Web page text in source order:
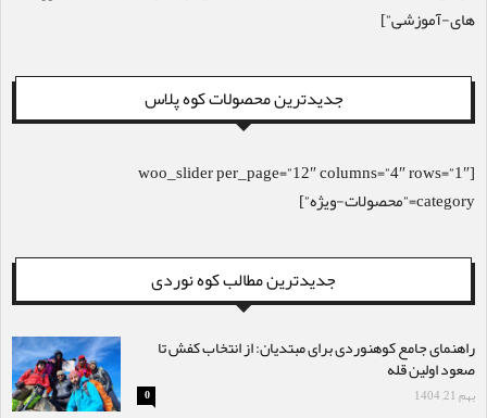
های-آموزشی”]
جدیدترین محصولات کوه پلاس
[woo_slider per_page=”12″ columns=”4″ rows=”1″
category=”محصولات-ویژه”]
جدیدترین مطالب کوه نوردی
راهنمای جامع کوهنوردی برای مبتدیان: از انتخاب کفش تا
صعود اولین قله
بهم 21, 1404 0